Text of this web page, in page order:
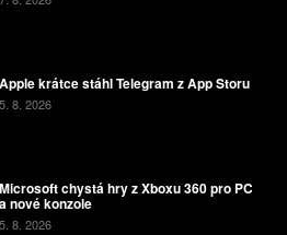
Apple krátce stáhl Telegram z App Storu
5. 8. 2026
Microsoft chystá hry z Xboxu 360 pro PC
a nové konzole
5. 8. 2026